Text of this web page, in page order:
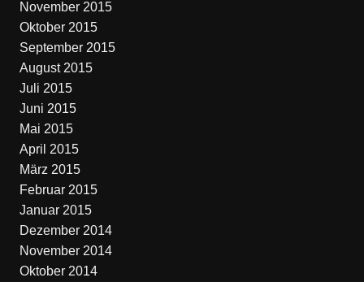
November 2015
Oktober 2015
September 2015
August 2015
Juli 2015
Juni 2015
Mai 2015
April 2015
März 2015
Februar 2015
Januar 2015
Dezember 2014
November 2014
Oktober 2014